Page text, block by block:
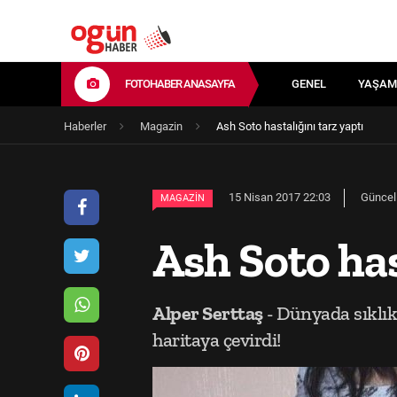
FOTOHABER ANASAYFA GENEL YAŞAM
Haberler Magazin Ash Soto hastalığını tarz yaptı
MAGAZIN 15 Nisan 2017 22:03
Ash Soto
Alper Serttaş- Dünyada
haritaya çevirdi!